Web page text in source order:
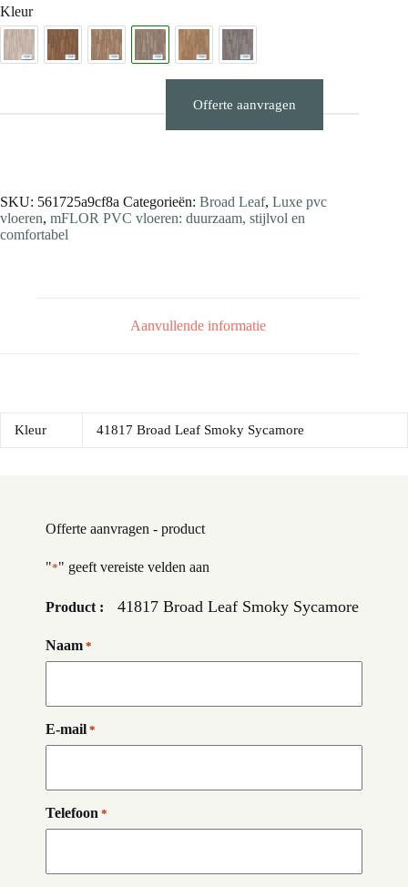
Kleur
Offerte aanvragen
SKU: 561725a9cf8a Categorieën: Broad Leaf, Luxe pvc
vloeren, mFLOR PVC vloeren: duurzaam, stijlvol en
comfortabel
Aanvullende informatie
Kleur 41817 Broad Leaf Smoky Sycamore
Offerte aanvragen - product
"*" geeft vereiste velden aan
Product : 41817 Broad Leaf Smoky Sycamore
Naam *
E-mail *
Telefoon *